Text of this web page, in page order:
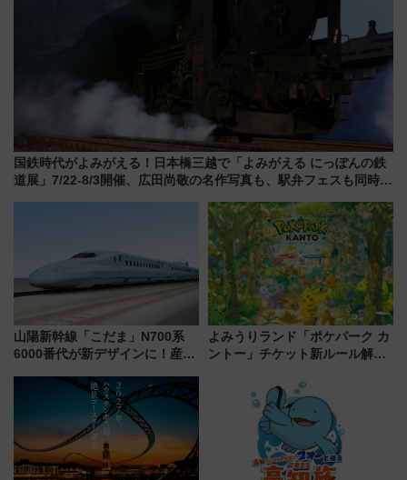
国鉄時代がよみがえる！日本橋三越で「よみがえる にっぽんの鉄
道展」7/22-8/3開催、広田尚敬の名作写真も、駅弁フェスも同時開
山陽新幹線「こだま」N700系
6000番代が新デザインに！産学
用は今冬から
よみうりランド「ポケパーク カ
ントー」チケット新ルール解
本人確認が11月スタート